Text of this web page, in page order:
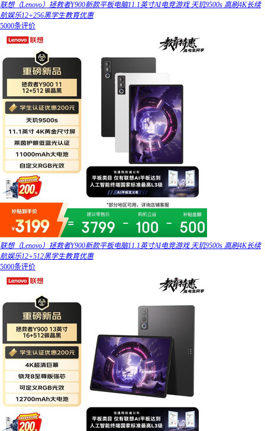
联想（Lenovo）拯救者Y900新款平板电脑11.1英寸AI电竞游戏 天玑9500s 高刷4K长续
航娱乐12+256黑学生教育优惠
5000条评价
联想（Lenovo）拯救者Y900新款平板电脑11.1英寸AI电竞游戏 天玑9500s 高刷4K长续
航娱乐12+512黑学生教育优惠
5000条评价